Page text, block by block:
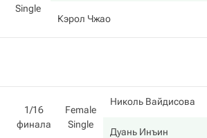
Single
Кэрол Чжао
1/16
финала
Female
Single
Николь Вайдисова
Дуань Инъин